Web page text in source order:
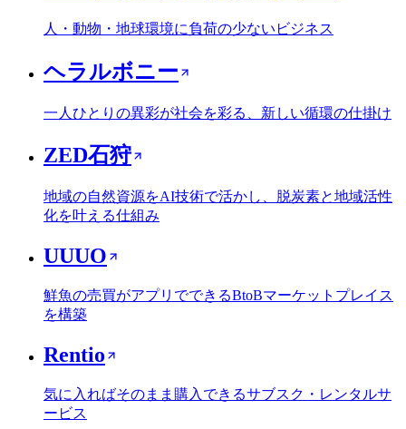
人・動物・地球環境に負荷の少ないビジネス
ヘラルボニー
一人ひとりの異彩が社会を彩る、新しい循環の仕掛け
ZED石狩
地域の自然資源をAI技術で活かし、脱炭素と地域活性
化を叶える仕組み
UUUO
鮮魚の売買がアプリでできるBtoBマーケットプレイス
を構築
Rentio
気に入ればそのまま購入できるサブスク・レンタルサ
ービス